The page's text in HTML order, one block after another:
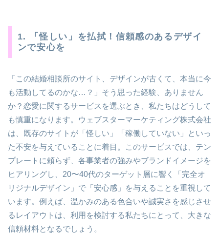
1. 「怪しい」を払拭！信頼感のあるデザイ
ンで安心を
「この結婚相談所のサイト、デザインが古くて、本当に今
も活動してるのかな…？」そう思った経験、ありません
か？恋愛に関するサービスを選ぶとき、私たちはどうして
も慎重になります。ウェブスターマーケティング株式会社
は、既存のサイトが「怪しい」「稼働していない」といっ
た不安を与えていることに着目。このサービスでは、テン
プレートに頼らず、各事業者の強みやブランドイメージを
ヒアリングし、20〜40代のターゲット層に響く「完全オ
リジナルデザイン」で「安心感」を与えることを重視して
います。例えば、温かみのある色合いや誠実さを感じさせ
るレイアウトは、利用を検討する私たちにとって、大きな
信頼材料となるでしょう。